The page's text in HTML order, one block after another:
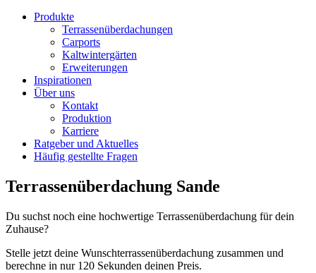
Produkte
Terrassenüberdachungen
Carports
Kaltwintergärten
Erweiterungen
Inspirationen
Über uns
Kontakt
Produktion
Karriere
Ratgeber und Aktuelles
Häufig gestellte Fragen
Terrassenüberdachung Sande
Du suchst noch eine hochwertige Terrassenüberdachung für dein
Zuhause?
Stelle jetzt deine Wunschterrassenüberdachung zusammen und
berechne in nur 120 Sekunden deinen Preis.